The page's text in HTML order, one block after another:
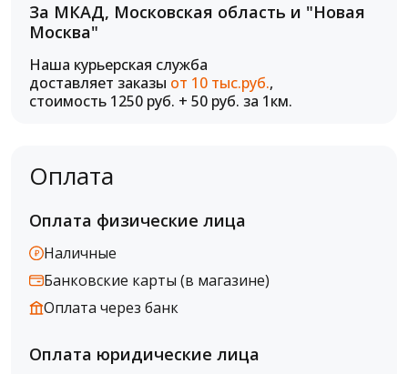
За МКАД, Московская область и "Новая
Москва"
Наша курьерская служба
доставляет заказы от 10 тыс.руб.,
стоимость 1250 руб. + 50 руб. за 1км.
Оплата
Оплата физические лица
Наличные
Банковские карты (в магазине)
Оплата через банк
Оплата юридические лица